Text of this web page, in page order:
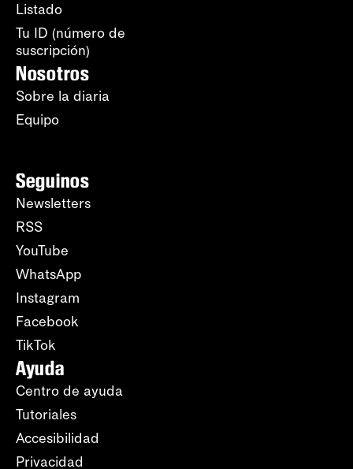
Listado
Tu ID (número de
suscripción)
Nosotros
Sobre la diaria
Equipo
Seguinos
Newsletters
RSS
YouTube
WhatsApp
Instagram
Facebook
TikTok
Ayuda
Centro de ayuda
Tutoriales
Accesibilidad
Privacidad